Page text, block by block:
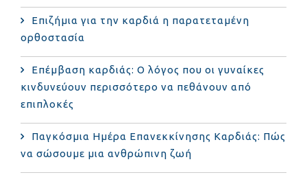
Επιζήμια για την καρδιά η παρατεταμένη
ορθοστασία
Επέμβαση καρδιάς: Ο λόγος που οι γυναίκες
κινδυνεύουν περισσότερο να πεθάνουν από
επιπλοκές
Παγκόσμια Ημέρα Επανεκκίνησης Καρδιάς: Πώς
να σώσουμε μια ανθρώπινη ζωή